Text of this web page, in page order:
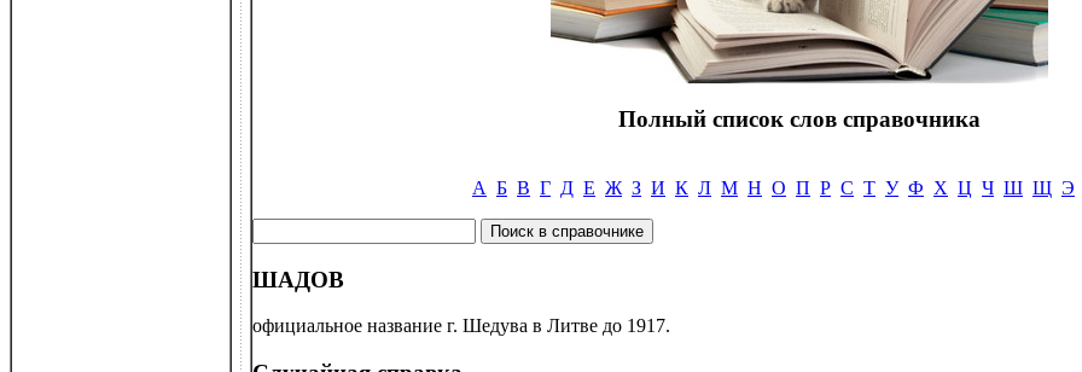
Полный список слов справочника
А Б В Г Д Е Ж З И К Л М Н О П Р С Т У Ф Х Ц Ч Ш Щ Э
ШАДОВ
официальное название г. Шедува в Литве до 1917.